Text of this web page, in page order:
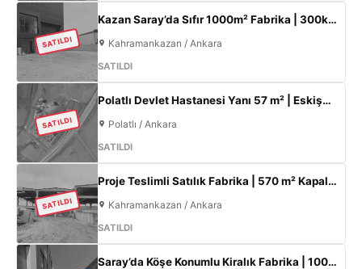
SATILDI
Kazan Saray’da Sıfır 1000m² Fabrika | 300kW Enerji + 120m² Ofis
Kahramankazan / Ankara
SATILDI
SATILDI
Polatlı Devlet Hastanesi Yanı 57 m² | Eskişehir Yolu Cepheli | Ticari+Konut İmarlı Arsa
Polatlı / Ankara
SATILDI
SATILDI
Proje Teslimli Satılık Fabrika | 570 m² Kapalı Alan + 450 m² Açık Alan | 100 KW Enerji | Saray Kahramankazan
Kahramankazan / Ankara
SATILDI
Saray’da Köşe Konumlu Kiralık Fabrika | 1000 m² Kapalı Alan | 3 Kat Ofis | 100 kW